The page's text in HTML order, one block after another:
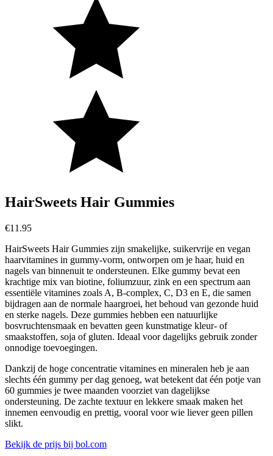
HairSweets Hair Gummies
€11.95
HairSweets Hair Gummies zijn smakelijke, suikervrije en vegan
haarvitamines in gummy‑vorm, ontworpen om je haar, huid en
nagels van binnenuit te ondersteunen. Elke gummy bevat een
krachtige mix van biotine, foliumzuur, zink en een spectrum aan
essentiële vitamines zoals A, B‑complex, C, D3 en E, die samen
bijdragen aan de normale haargroei, het behoud van gezonde huid
en sterke nagels. Deze gummies hebben een natuurlijke
bosvruchtensmaak en bevatten geen kunstmatige kleur‑ of
smaakstoffen, soja of gluten. Ideaal voor dagelijks gebruik zonder
onnodige toevoegingen.
Dankzij de hoge concentratie vitamines en mineralen heb je aan
slechts één gummy per dag genoeg, wat betekent dat één potje van
60 gummies je twee maanden voorziet van dagelijkse
ondersteuning. De zachte textuur en lekkere smaak maken het
innemen eenvoudig en prettig, vooral voor wie liever geen pillen
slikt.
Bekijk de prijs bij bol.com